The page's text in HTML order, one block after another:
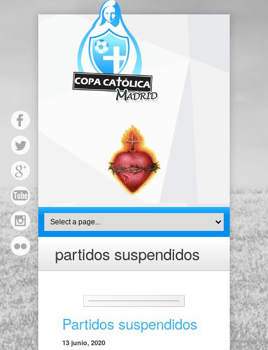
partidos suspendidos
Partidos suspendidos
13 junio, 2020